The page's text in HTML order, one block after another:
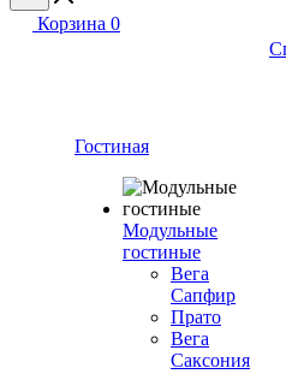
Корзина 0
Гостиная
Модульные
гостиные
Вега
Сапфир
Прато
Вега
Саксония